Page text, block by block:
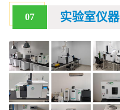
07 实验室仪器